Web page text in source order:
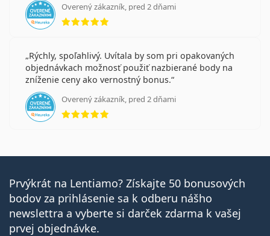
Overený zákazník, pred 2 dňami
hodnotenie 5 z 5
Rýchly, spoľahlivý. Uvítala by som pri opakovaných
objednávkach možnosť použiť nazbierané body na
zníženie ceny ako vernostný bonus.
Overený zákazník, pred 2 dňami
hodnotenie 5 z 5
Prvýkrát na Lentiamo? Získajte 50 bonusových
bodov za prihlásenie sa k odberu nášho
newslettra a vyberte si darček zdarma k vašej
prvej objednávke.